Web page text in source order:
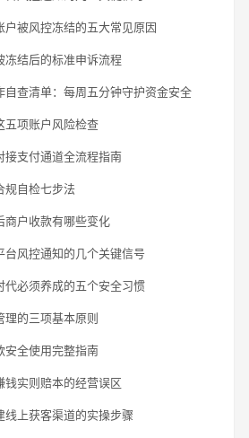
户被风控冻结的五大常见原因
冻结后的标准申诉流程
自查清单：每周五分钟守护资金安全
五项账户风险检查
接支付通道全流程指南
规自检七步法
商户收款有哪些变化
台风控通知的几个关键信号
代必须养成的五个安全习惯
理的三项基本原则
安全使用完整指南
钱实则赔本的经营误区
线上获客渠道的实操步骤